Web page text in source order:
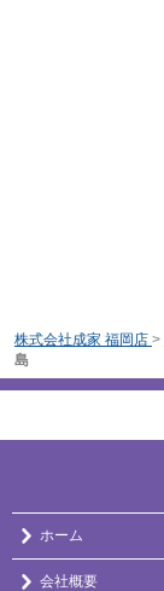
株式会社成家 福岡店 >
島
ホーム
会社概要